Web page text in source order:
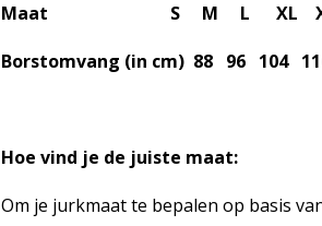
Maat S M L XL
Borstomvang (in cm) 88 96 104
Hoe vind je de juiste maat:
Om je jurkmaat te bepalen op basis